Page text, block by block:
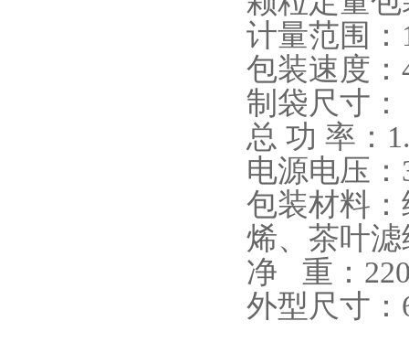
计量范围：
包装速度：
制袋尺寸：
总 功 率：
电源电压
包装材料
烯、茶叶
净 重：
外型尺寸：